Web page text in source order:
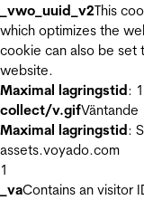
_vwo_uuid_v2This
which optimizes the
cookie can also be set
website.
Maximal lagringstid:
collect/v.gifVäntande
Maximal lagringstid:
assets.voyado.com
1
_vaContains an visitor